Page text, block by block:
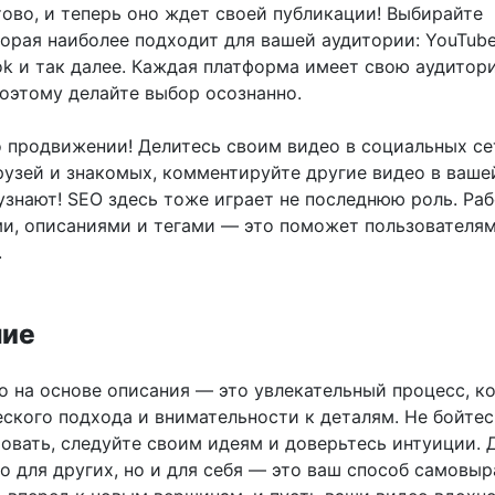
и теперь оно ждет своей публикации! Выбирайте
наиболее подходит для вашей аудитории:
и так далее. Каждая платформа имеет свою
делайте выбор осознанно.
продвижении! Делитесь своим видео в социальных
и знакомых, комментируйте другие видео в
SEO здесь тоже играет не последнюю роль.
описаниями и тегами — это поможет
на основе описания — это увлекательный процесс,
подхода и внимательности к деталям. Не
следуйте своим идеям и доверьтесь интуиции.
для других, но и для себя — это ваш способ